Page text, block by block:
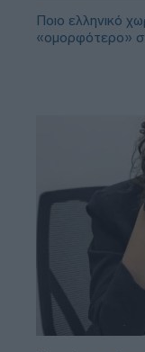
Ποιο ελληνικό
«ομορφότερο»